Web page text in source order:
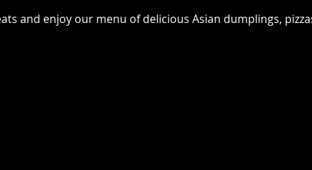
and enjoy our menu of delicious Asian dumplings,